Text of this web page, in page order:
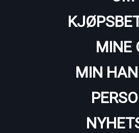
MINE
MIN